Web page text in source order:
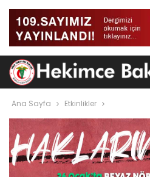
Ana Sayfa Etkinlikler